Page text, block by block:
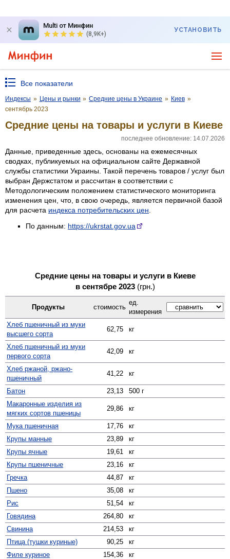
Multi от Минфин
(8,9K+)
УСТАНОВИТЬ
Все показатели
Индексы » Цены и рынки » Средние цены в Украине » Киев »
сентябрь 2023
Средние цены на товары и услуги в Киеве
последнее обновление: 14.07.2026
Данные, приведенные здесь, основаны на ежемесячных
сводках, публикуемых на официальном сайте Державной
службы статистики Украины. Такой перечень товаров / услуг был
выбран Держстатом и рассчитан в соответствии с
Методологическим положением статистического мониторинга
изменения цен, что, в свою очередь, является первичной базой
для расчета индекса потребительских цен
По данным: https://ukrstat.gov.ua
Средние цены на товары и услуги в Киеве
в сентябре 2023 (грн.)
Продукты стоимость
ед.
измерения
Хлеб пшеничный из муки
высшего сорта
62,75 кг
Хлеб пшеничный из муки
первого сорта
42,09 кг
Хлеб ржаной, ржано-
пшеничный
41,22 кг
Батон 23,13
500 г
Макаронные изделия из
мягких сортов пшеницы
29,86 кг
Мука пшеничная 17,76
кг
Крупы манные
23,89
кг
Крупы ячные
19,61
кг
Крупы пшеничные
23,16
кг
Гречка
44,87
кг
Пшено
35,08
кг
Рис
51,54
кг
Говядина
264,80
кг
Свинина
214,53
кг
Птица (тушки куриные)
90,25
кг
Филе куриное
154,36
кг